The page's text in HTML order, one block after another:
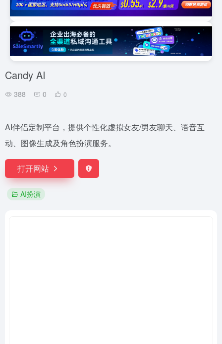
Candy AI
388 0 0
AI伴侣定制平台，提供个性化虚拟女友/男友聊天、语音互
动、图像生成及角色扮演服务。
打开网站
AI扮演